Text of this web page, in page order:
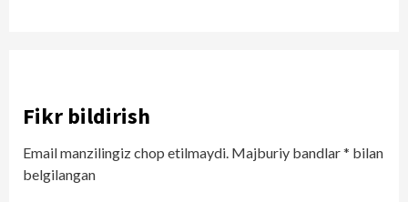
Fikr bildirish
Email manzilingiz chop etilmaydi. Majburiy bandlar* bilan
belgilangan